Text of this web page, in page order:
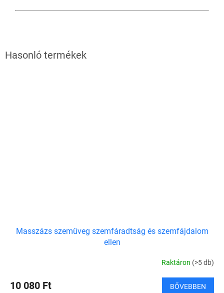
Masszázs szemüveg szemfáradtság és szemfájdalom
ellen
Raktáron (>5 db)
10 080 Ft BŐVEBBEN